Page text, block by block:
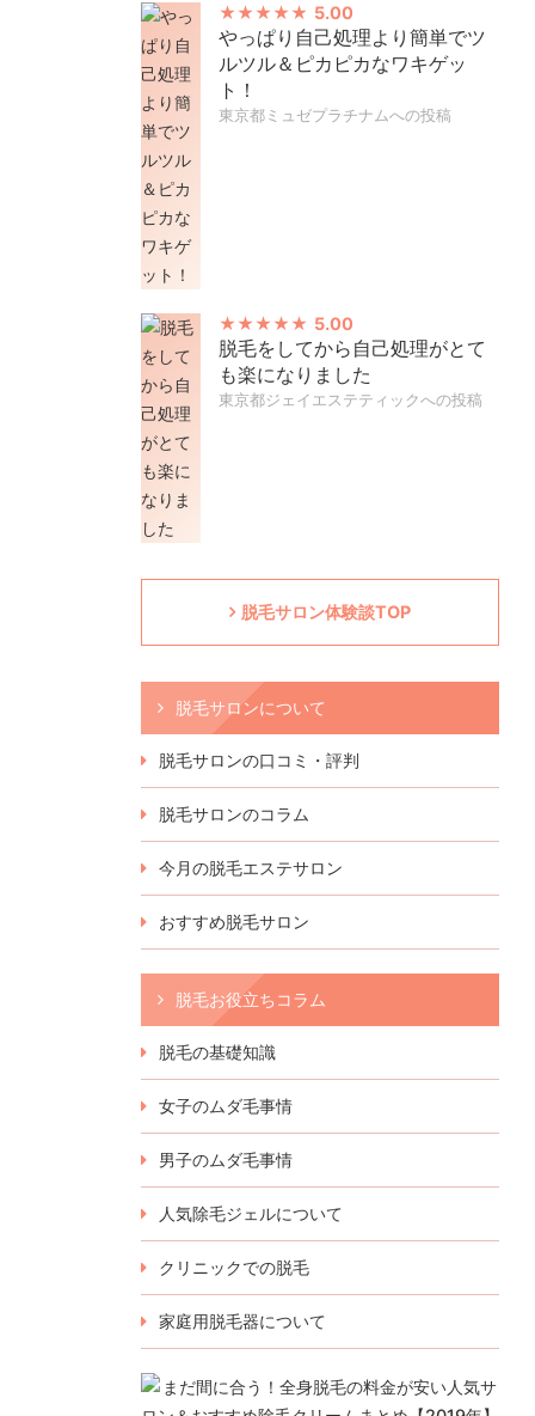
5.00
やっぱり自己処理より簡単でツ
ルツル＆ピカピカなワキゲッ
ト！
東京都ミュゼプラチナムへの投稿
5.00
脱毛をしてから自己処理がとて
も楽になりました
東京都ジェイエステティックへの投稿
脱毛サロン体験談TOP
脱毛サロンについて
脱毛サロンの口コミ・評判
脱毛サロンのコラム
今月の脱毛エステサロン
おすすめ脱毛サロン
脱毛お役立ちコラム
脱毛の基礎知識
女子のムダ毛事情
男子のムダ毛事情
人気除毛ジェルについて
クリニックでの脱毛
家庭用脱毛器について